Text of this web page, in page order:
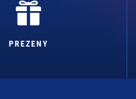

PREZENY